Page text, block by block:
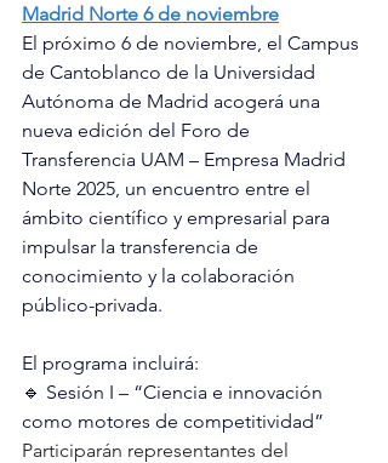
Madrid Norte 6 de noviembre
El próximo 6 de noviembre, el Campus
de Cantoblanco de la Universidad
Autónoma de Madrid acogerá una
nueva edición del Foro de
Transferencia UAM – Empresa Madrid
Norte 2025, un encuentro entre el
ámbito científico y empresarial para
impulsar la transferencia de
conocimiento y la colaboración
público-privada.
El programa incluirá:
🔹 Sesión I – “Ciencia e innovación
como motores de competitividad”
Participarán representantes del